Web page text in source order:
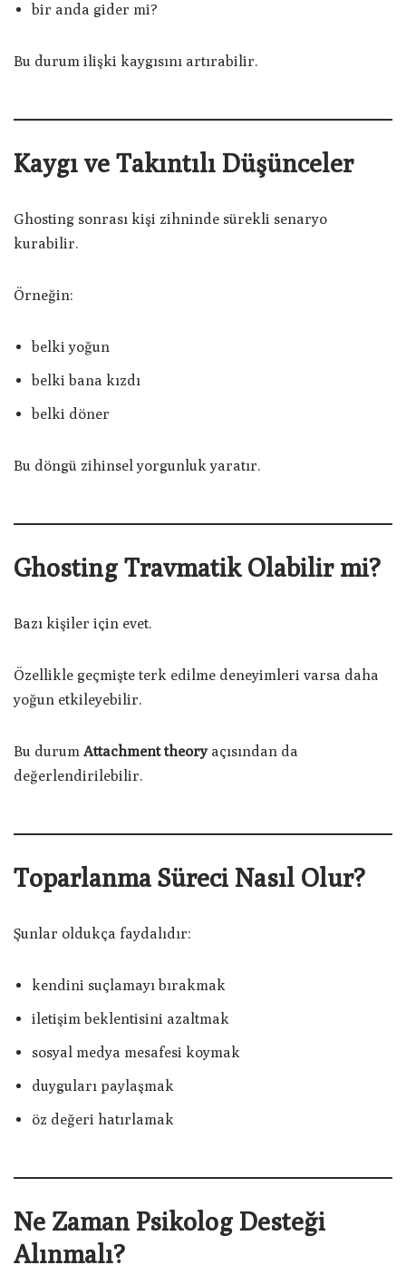
bir anda gider mi?
Bu durum ilişki kaygısını artırabilir.
Kaygı ve Takıntılı Düşünceler
Ghosting sonrası kişi zihninde sürekli senaryo
kurabilir.
Örneğin:
belki yoğun
belki bana kızdı
belki döner
Bu döngü zihinsel yorgunluk yaratır.
Ghosting Travmatik Olabilir mi?
Bazı kişiler için evet.
Özellikle geçmişte terk edilme deneyimleri varsa daha
yoğun etkileyebilir.
Bu durum Attachment theoryaçısından da
değerlendirilebilir.
Toparlanma Süreci Nasıl Olur?
Şunlar oldukça faydalıdır:
kendini suçlamayı bırakmak
iletişim beklentisini azaltmak
sosyal medya mesafesi koymak
duyguları paylaşmak
öz değeri hatırlamak
Ne Zaman Psikolog Desteği
Alınmalı?